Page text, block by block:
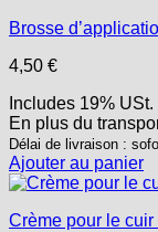
Brosse
4,50 €
Includes 19% USt.
En plus du
Délai de livraison :
Ajouter au panier
Crème pour le cuir